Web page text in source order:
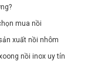
mua nồi
xuất nồi nhôm
nồi inox uy tín